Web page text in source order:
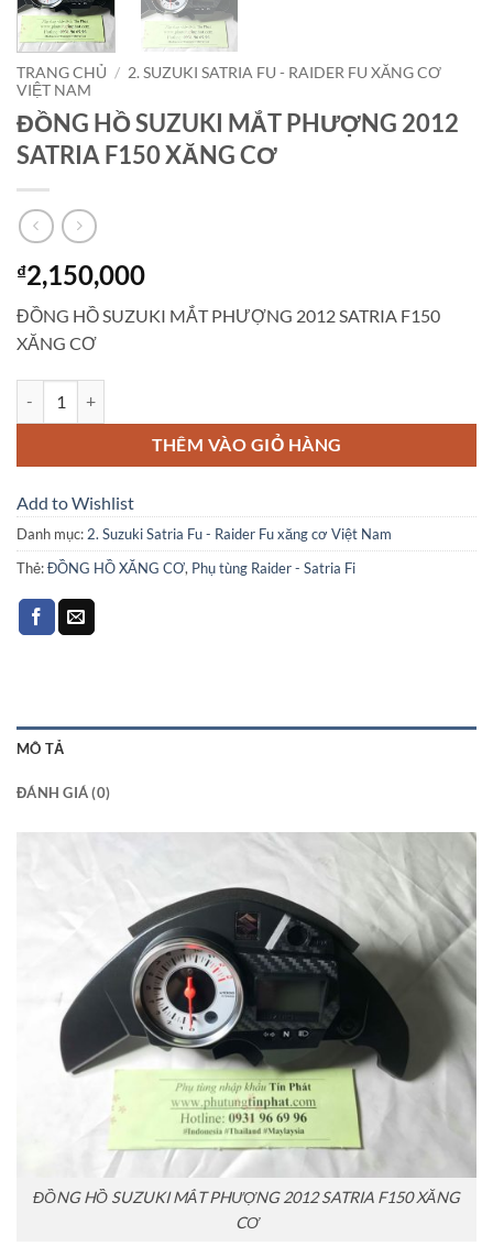
TRANG CHỦ / 2. SUZUKI SATRIA FU - RAIDER FU XĂNG CƠ
VIỆT NAM
ĐỒNG HỒ SUZUKI MẮT PHƯỢNG 2012
SATRIA F150 XĂNG CƠ
₫2,150,000
ĐỒNG HỒ SUZUKI MẮT PHƯỢNG 2012 SATRIA F150
XĂNG CƠ
THÊM VÀO GIỎ HÀNG
Add to Wishlist
Danh mục:2. Suzuki Satria Fu - Raider Fu xăng cơ Việt Nam
Thẻ:ĐỒNG HỒ XĂNG CƠ, Phụ tùng Raider - Satria Fi
MÔ TẢ
ĐÁNH GIÁ (0)
ĐỒNG HỒ SUZUKI MẮT PHƯỢNG 2012 SATRIA F150 XĂNG
CƠ